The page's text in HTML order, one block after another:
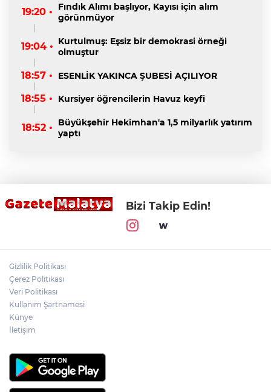
19:20 •
Fındık Alımı başlıyor, Kayısı için alım
görünmüyor
19:04 • Kurtulmuş: Eşsiz bir demokrasi örneği
olmuştur
18:57 • ESENLİK YAKINCA ŞUBESİ AÇILIYOR
18:55 • Kursiyer öğrencilerin Havuz keyfi
18:52 •
Büyükşehir Hekimhan'a 1,5 milyarlık yatırım
yaptı
Bizi Takip Edin!
Gizlilik Politikası
Çerez Politikası
Veri Politikası
Kullanım Şartnamesi
Künye
İletişim